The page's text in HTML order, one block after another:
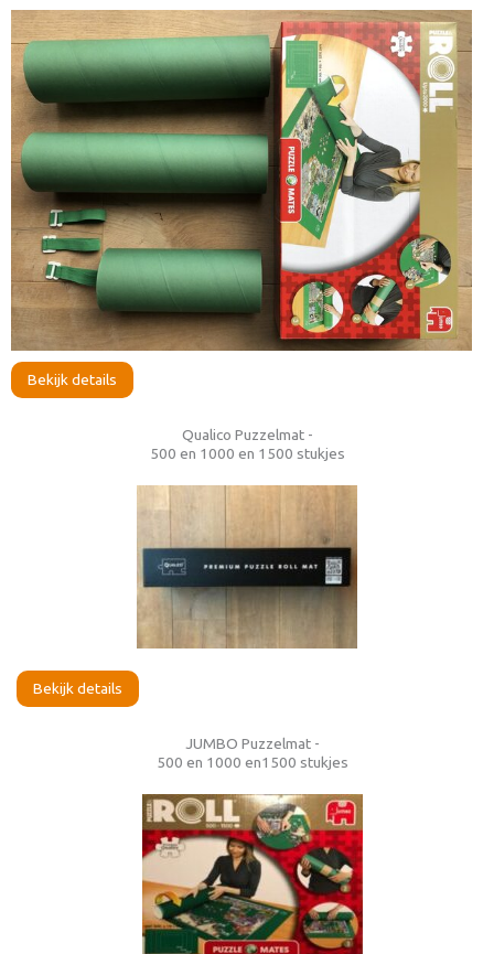
Bekijk details
Qualico Puzzelmat -
500 en 1000 en 1500 stukjes
Bekijk details
JUMBO Puzzelmat -
500 en 1000 en1500 stukjes